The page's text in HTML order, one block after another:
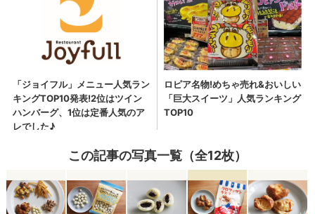
この記事の写真一覧（全12枚）